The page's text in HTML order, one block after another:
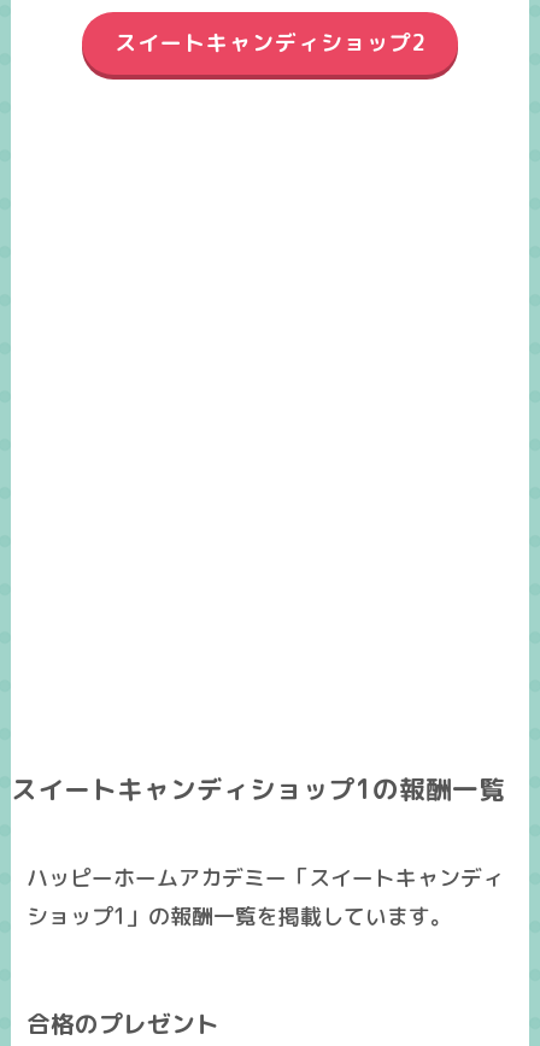
スイートキャンディショップ2
スイートキャンディショップ1の報酬一覧
ハッピーホームアカデミー「スイートキャンディ
ショップ1」の報酬一覧を掲載しています。
合格のプレゼント